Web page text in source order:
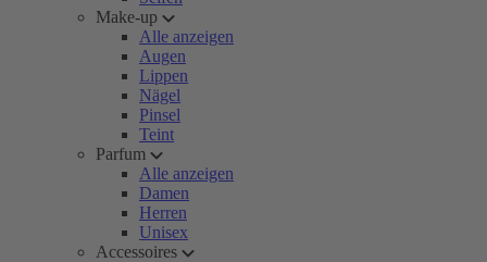
Make-up
Alle anzeigen
Augen
Lippen
Nägel
Pinsel
Teint
Parfum
Alle anzeigen
Damen
Herren
Unisex
Accessoires